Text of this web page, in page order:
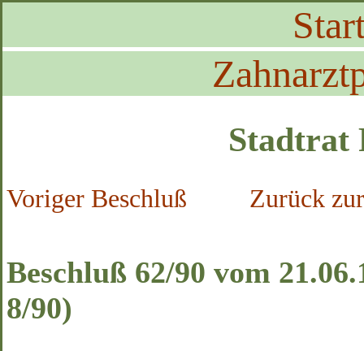
Stadtrat
Voriger Beschluß Zurück
Beschluß 62/90 vom
8/90)